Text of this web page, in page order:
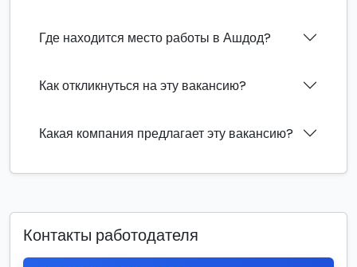
Где находится место работы в Ашдод?
Как откликнуться на эту вакансию?
Какая компания предлагает эту вакансию?
Контакты работодателя